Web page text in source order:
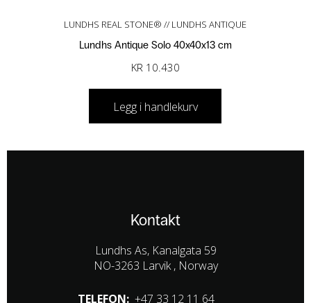
LUNDHS REAL STONE® // LUNDHS ANTIQUE
Lundhs Antique Solo 40x40x13 cm
KR10.430
Legg i handlekurv
Kontakt
Lundhs As, Kanalgata 59
NO-3263 Larvik , Norway
TELEFON: +47 33 12 11 64